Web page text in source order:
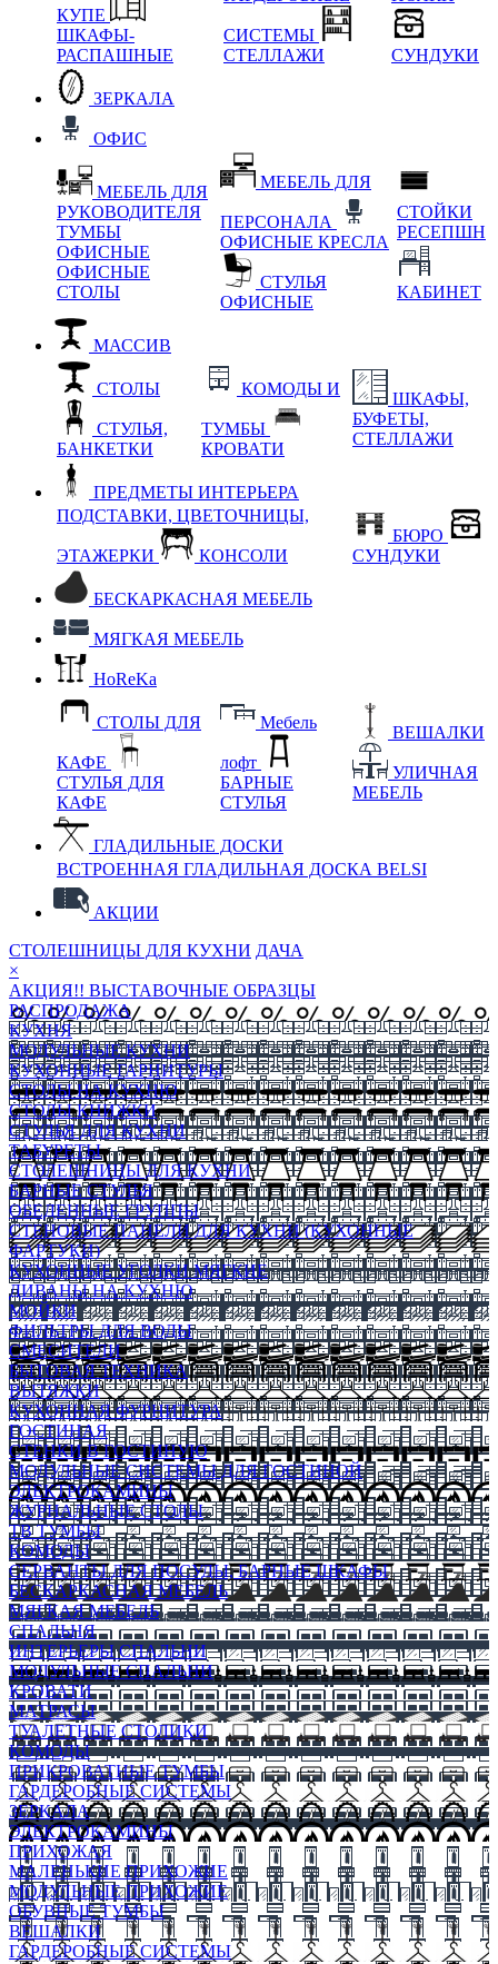
КУПЕ
ШКАФЫ-
РАСПАШНЫЕ
СИСТЕМЫ
СТЕЛЛАЖИ
СУНДУКИ
ЗЕРКАЛА
ОФИС
МЕБЕЛЬ ДЛЯ
РУКОВОДИТЕЛЯ
ТУМБЫ
ОФИСНЫЕ
ОФИСНЫЕ
СТОЛЫ
МЕБЕЛЬ ДЛЯ
ПЕРСОНАЛА
ОФИСНЫЕ КРЕСЛА
СТУЛЬЯ
ОФИСНЫЕ
СТОЙКИ
РЕСЕПШН
КАБИНЕТ
МАССИВ
СТОЛЫ
СТУЛЬЯ,
БАНКЕТКИ
КОМОДЫ И
ТУМБЫ
КРОВАТИ
ШКАФЫ,
БУФЕТЫ,
СТЕЛЛАЖИ
ПРЕДМЕТЫ ИНТЕРЬЕРА
ПОДСТАВКИ, ЦВЕТОЧНИЦЫ,
ЭТАЖЕРКИ КОНСОЛИ
БЮРО
СУНДУКИ
БЕСКАРКАСНАЯ МЕБЕЛЬ
МЯГКАЯ МЕБЕЛЬ
HoReKa
СТОЛЫ ДЛЯ
КАФЕ
СТУЛЬЯ ДЛЯ
КАФЕ
Мебель
лофт
БАРНЫЕ
СТУЛЬЯ
ВЕШАЛКИ
УЛИЧНАЯ
МЕБЕЛЬ
ГЛАДИЛЬНЫЕ ДОСКИ
ВСТРОЕННАЯ ГЛАДИЛЬНАЯ ДОСКА BELSI
АКЦИИ
СТОЛЕШНИЦЫ ДЛЯ КУХНИ ДАЧА
×
АКЦИЯ!! ВЫСТАВОЧНЫЕ ОБРАЗЦЫ
РАСПРОДАЖА
КУХНЯ
МОДУЛЬНЫЕ КУХНИ
КУХОННЫЕ ГАРНИТУРЫ
СТОЛЫ НА КУХНЮ
СТОЛЫ КНИЖКИ
СТУЛЬЯ ДЛЯ КУХНИ
ТАБУРЕТЫ
СТОЛЕШНИЦЫ ДЛЯ КУХНИ
БАРНЫЕ СТУЛЬЯ
ОБЕДЕННЫЕ ГРУППЫ
СТЕНОВЫЕ ПАНЕЛИ ДЛЯ КУХНИ (КУХОННЫЕ
ФАРТУКИ)
КУХОННЫЕ УГОЛКИ МЯГКИЕ
ДИВАНЫ НА КУХНЮ
МОЙКИ
ФИЛЬТРЫ ДЛЯ ВОДЫ
СМЕСИТЕЛИ
БЫТОВАЯ ТЕХНИКА
ВЫТЯЖКИ
КУХОННАЯ ФУРНИТУРА
ГОСТИНАЯ
СТЕНКИ В ГОСТИНУЮ
МОДУЛЬНЫЕ СИСТЕМЫ ДЛЯ ГОСТИНОЙ
ЭЛЕКТРОКАМИНЫ
ЖУРНАЛЬНЫЕ СТОЛЫ
ТВ ТУМБЫ
КОМОДЫ
СЕРВАНТЫ ДЛЯ ПОСУДЫ, БАРНЫЕ ШКАФЫ
БЕСКАРКАСНАЯ МЕБЕЛЬ
МЯГКАЯ МЕБЕЛЬ
СПАЛЬНЯ
ИНТЕРЬЕРЫ СПАЛЬНИ
МОДУЛЬНЫЕ СПАЛЬНИ
КРОВАТИ
МАТРАСЫ
ТУАЛЕТНЫЕ СТОЛИКИ
КОМОДЫ
ПРИКРОВАТНЫЕ ТУМБЫ
ГАРДЕРОБНЫЕ СИСТЕМЫ
ЗЕРКАЛА
ЭЛЕКТРОКАМИНЫ
ПРИХОЖАЯ
МАЛЕНЬКИЕ ПРИХОЖИЕ
МОДУЛЬНЫЕ ПРИХОЖИЕ
ОБУВНЫЕ ТУМБЫ
ВЕШАЛКИ
ГАРДЕРОБНЫЕ СИСТЕМЫ